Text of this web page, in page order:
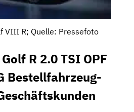
VIII R; Quelle: Pressefoto
R 2.0 TSI OPF
Bestellfahrzeug-